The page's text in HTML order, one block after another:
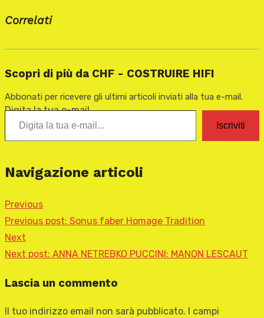
Correlati
Scopri di più da CHF - COSTRUIRE HIFI
Abbonati per ricevere gli ultimi articoli inviati alla tua e-mail.
Digita la tua e-mail...
Iscriviti
Navigazione articoli
Previous
Previous post: Sonus faber Homage Tradition
Next
Next post: ANNA NETREBKO PUCCINI: MANON LESCAUT
Lascia un commento
Il tuo indirizzo email non sarà pubblicato.
I campi